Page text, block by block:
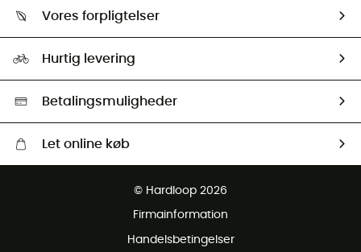
Returnering & Tilbagebetaling
Our ambassadors
Vores forpligtelser
Second hand
HardGreen Udvalg
Hurtig levering
Betalingsmuligheder
Let online køb
Gratis retur inden for 100 dage
© Hardloop 2026
Firmainformation
Handelsbetingelser